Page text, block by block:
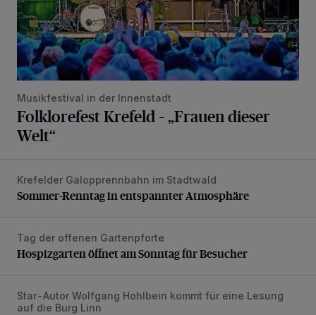
Musikfestival in der Innenstadt
Folklorefest Krefeld – „Frauen dieser
Welt“
Sommer-Renntag in entspannter Atmosphäre
Krefelder Galopprennbahn im Stadtwald
Sommer-Renntag in entspannter Atmosphäre
Hospizgarten öffnet am Sonntag für Besucher
Tag der offenen Gartenpforte
Hospizgarten öffnet am Sonntag für Besucher
Krähen-Fee-Fantasy-Convention am 1. und 2. August in
Star-Autor Wolfgang Hohlbein kommt für eine Lesung
auf die Burg Linn